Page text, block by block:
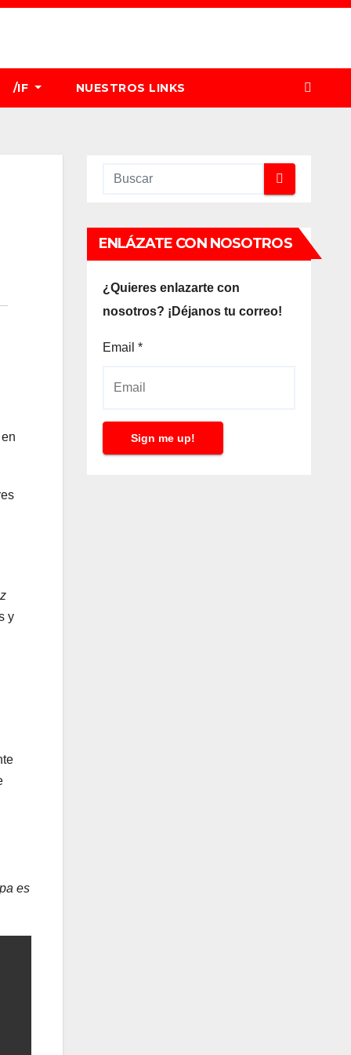
/IF NUESTROS LINKS
y
es
ENLÁZATE CON NOSOTROS
¿Quieres enlazarte con
nosotros? ¡Déjanos tu correo!
Email *
Sign me up!